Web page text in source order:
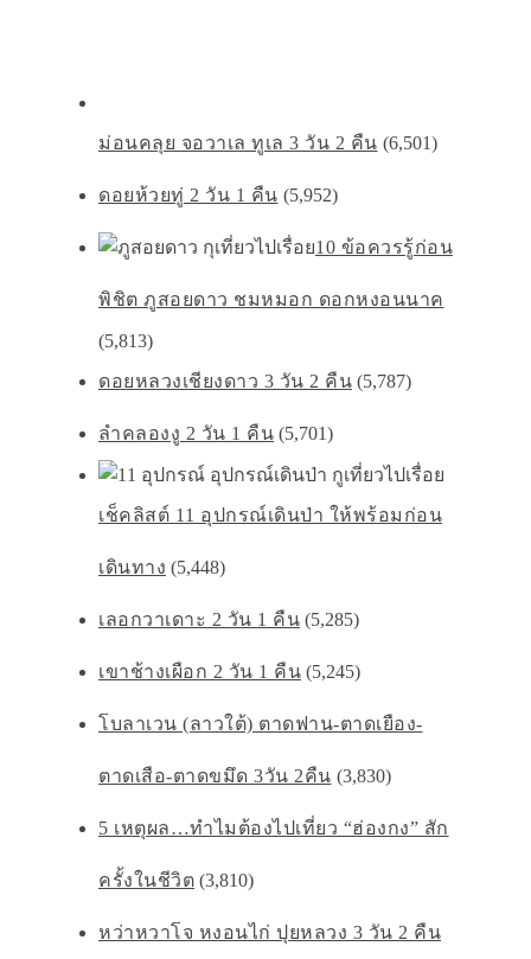
ม่อนคลุย จอวาเล ทูเล 3 วัน 2 คืน (6,501)
ดอยห้วยทู่ 2 วัน 1 คืน (5,952)
10 ข้อควรรู้ก่อน
พิชิต ภูสอยดาว ชมหมอก ดอกหงอนนาค
(5,813)
ดอยหลวงเชียงดาว 3 วัน 2 คืน (5,787)
ลำคลองงู 2 วัน 1 คืน (5,701)
เช็คลิสต์ 11 อุปกรณ์เดินป่า ให้พร้อมก่อน
เดินทาง (5,448)
เลอกวาเดาะ 2 วัน 1 คืน (5,285)
เขาช้างเผือก 2 วัน 1 คืน (5,245)
โบลาเวน (ลาวใต้) ตาดฟาน-ตาดเยือง-
ตาดเสือ-ตาดขมึด 3วัน 2คืน (3,830)
5 เหตุผล…ทำไมต้องไปเที่ยว “ฮ่องกง” สัก
ครั้งในชีวิต (3,810)
หว่าหวาโจ หงอนไก่ ปุยหลวง 3 วัน 2 คืน